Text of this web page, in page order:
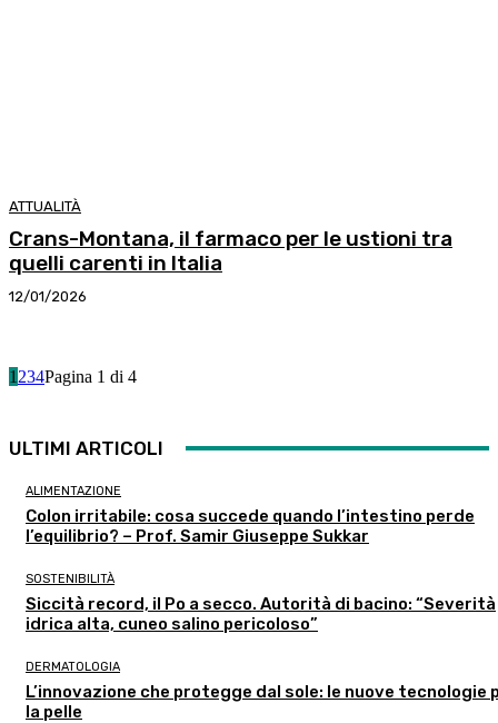
ATTUALITÀ
Crans-Montana, il farmaco per le ustioni tra
quelli carenti in Italia
12/01/2026
1 234Pagina 1 di 4
ULTIMI ARTICOLI
ALIMENTAZIONE
Colon irritabile: cosa succede quando l’intestino perde
l’equilibrio? – Prof. Samir Giuseppe Sukkar
SOSTENIBILITÀ
Siccità record, il Po a secco. Autorità di bacino: “Severità
idrica alta, cuneo salino pericoloso”
DERMATOLOGIA
L’innovazione che protegge dal sole: le nuove tecnologie
la pelle